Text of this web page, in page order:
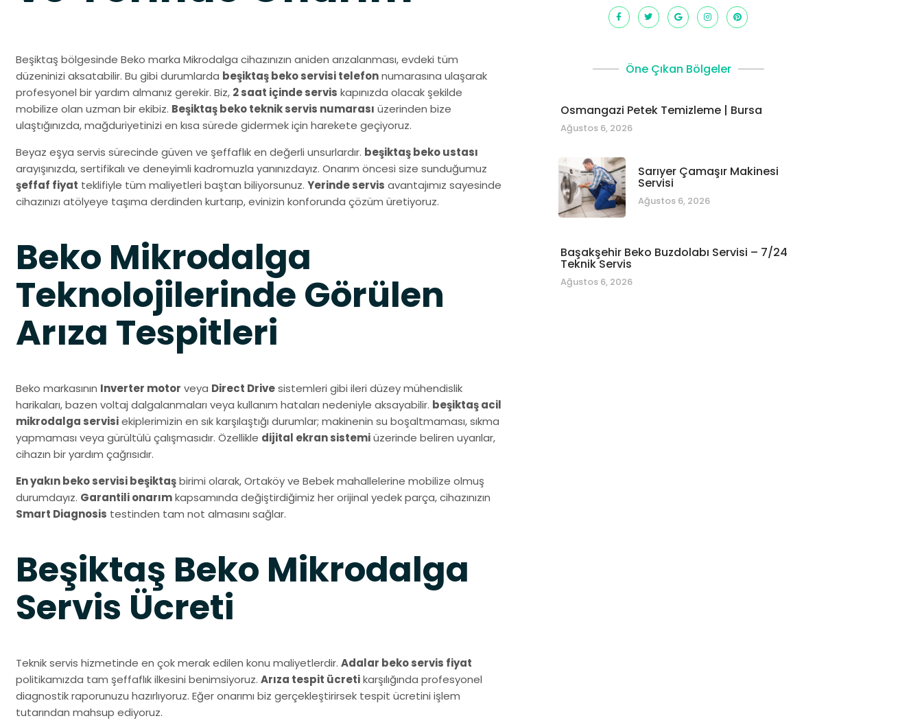
Beşiktaş bölgesinde Beko marka Mikrodalga cihazınızın aniden arızalanması, evdeki tüm
düzeninizi aksatabilir. Bu gibi durumlarda beşiktaş beko servisi telefonnumarasına ulaşarak
profesyonel bir yardım almanız gerekir. Biz, 2 saat içinde servis kapınızda olacak şekilde
mobilize olan uzman bir ekibiz. Beşiktaş beko teknik servis numarası üzerinden bize
ulaştığınızda, mağduriyetinizi en kısa sürede gidermek için harekete geçiyoruz.
Beyaz eşya servis sürecinde güven ve şeffaflık en değerli unsurlardır. beşiktaş beko ustası
arayışınızda, sertifikalı ve deneyimli kadromuzla yanınızdayız. Onarım öncesi size sunduğumuz
şeffaf fiyat teklifiyle tüm maliyetleri baştan biliyorsunuz. Yerinde servis avantajımız sayesinde
cihazınızı atölyeye taşıma derdinden kurtarıp, evinizin konforunda çözüm üretiyoruz.
Beko Mikrodalga
Teknolojilerinde Görülen
Arıza Tespitleri
Beko markasının Inverter motor veya Direct Drivesistemleri gibi ileri düzey mühendislik
harikaları, bazen voltaj dalgalanmaları veya kullanım hataları nedeniyle aksayabilir. beşiktaş acil
mikrodalga servisiekiplerimizin en sık karşılaştığı durumlar; makinenin su boşaltmaması, sıkma
yapmaması veya gürültülü çalışmasıdır. Özellikle dijital ekran sistemiüzerinde beliren uyarılar,
cihazın bir yardım çağrısıdır.
En yakın beko servisi beşiktaşbirimi olarak, Ortaköy ve Bebek mahallelerine mobilize olmuş
durumdayız. Garantili onarımkapsamında değiştirdiğimiz her orijinal yedek parça, cihazınızın
Smart Diagnosis testinden tam not almasını sağlar.
Beşiktaş Beko Mikrodalga
Servis Ücreti
Teknik servis hizmetinde en çok merak edilen konu maliyetlerdir. Adalar beko servis fiyat
politikamızda tam şeffaflık ilkesini benimsiyoruz. Arıza tespit ücretikarşılığında profesyonel
diagnostik raporunuzu hazırlıyoruz. Eğer onarımı biz gerçekleştirirsek tespit ücretini işlem
tutarından mahsup ediyoruz.
Öne Çıkan Bölgeler
Osmangazi Petek Temizleme | Bursa
Ağustos 6, 2026
Sarıyer Çamaşır Makinesi
Servisi
Ağustos 6, 2026
Başakşehir Beko Buzdolabı Servisi – 7/24
Teknik Servis
Ağustos 6, 2026